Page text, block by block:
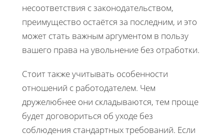
несоответствия с законодательством,
преимущество остаётся за последним, и это
может стать важным аргументом в пользу
вашего права на увольнение без отработки.
Стоит также учитывать особенности
отношений с работодателем. Чем
дружелюбнее они складываются, тем проще
будет договориться об уходе без
соблюдения стандартных требований. Если